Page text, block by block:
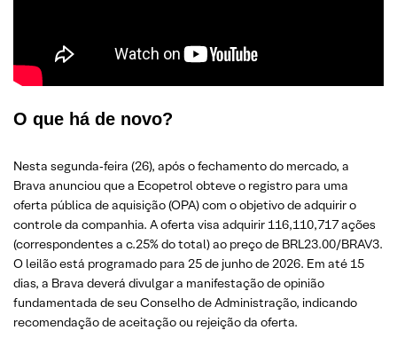
O que há de novo?
Nesta segunda‑feira (26), após o fechamento do mercado, a
Brava anunciou que a Ecopetrol obteve o registro para uma
oferta pública de aquisição (OPA) com o objetivo de adquirir o
controle da companhia. A oferta visa adquirir 116,110,717 ações
(correspondentes a c.25% do total) ao preço de BRL23.00/BRAV3.
O leilão está programado para 25 de junho de 2026. Em até 15
dias, a Brava deverá divulgar a manifestação de opinião
fundamentada de seu Conselho de Administração, indicando
recomendação de aceitação ou rejeição da oferta.